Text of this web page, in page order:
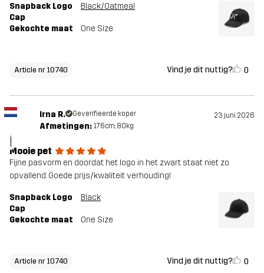
Snapback Logo
Cap
Black/Oatmeal
Gekochte maat One Size
Article nr 10740 Vind je dit nuttig? 0
I
Irna R. Geverifieerde koper 23 juni 2026
Afmetingen: 176cm, 80kg
Mooie pet
Fijne pasvorm en doordat het logo in het zwart staat niet zo
opvallend. Goede prijs/kwaliteit verhouding!
Snapback Logo
Cap
Black
Gekochte maat One Size
Article nr 10740 Vind je dit nuttig? 0